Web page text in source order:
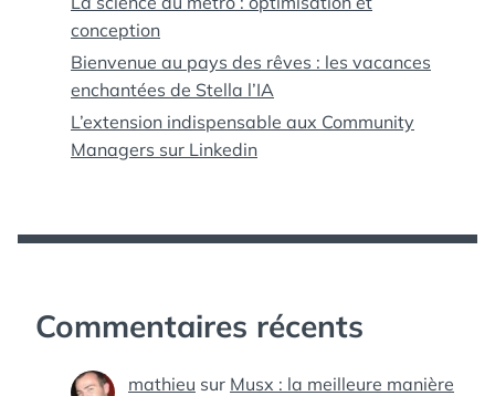
conception
Bienvenue au pays des rêves : les vacances
enchantées de Stella l’IA
L’extension indispensable aux Community
Managers sur Linkedin
Commentaires récents
mathieu sur Musx : la meilleure manière